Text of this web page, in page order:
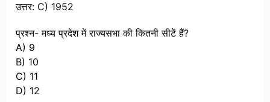
उत्तर: C) 1952
प्रश्न- मध्य प्रदेश में राज्यसभा की कितनी सीटें हैं?
A) 9
B) 10
C) 11
D) 12